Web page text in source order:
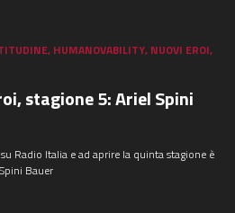
, HUMANOVABILITY, NUOVI EROI,
stagione 5: Ariel Spini
Radio Italia e ad aprire la quinta stagione è
Bauer